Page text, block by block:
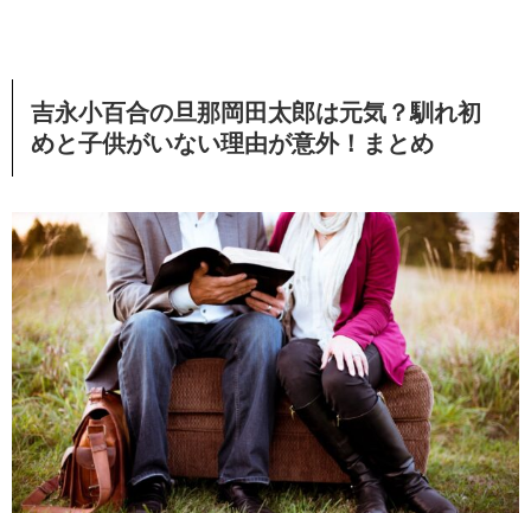
吉永小百合の旦那岡田太郎は元気？馴れ初
めと子供がいない理由が意外！まとめ